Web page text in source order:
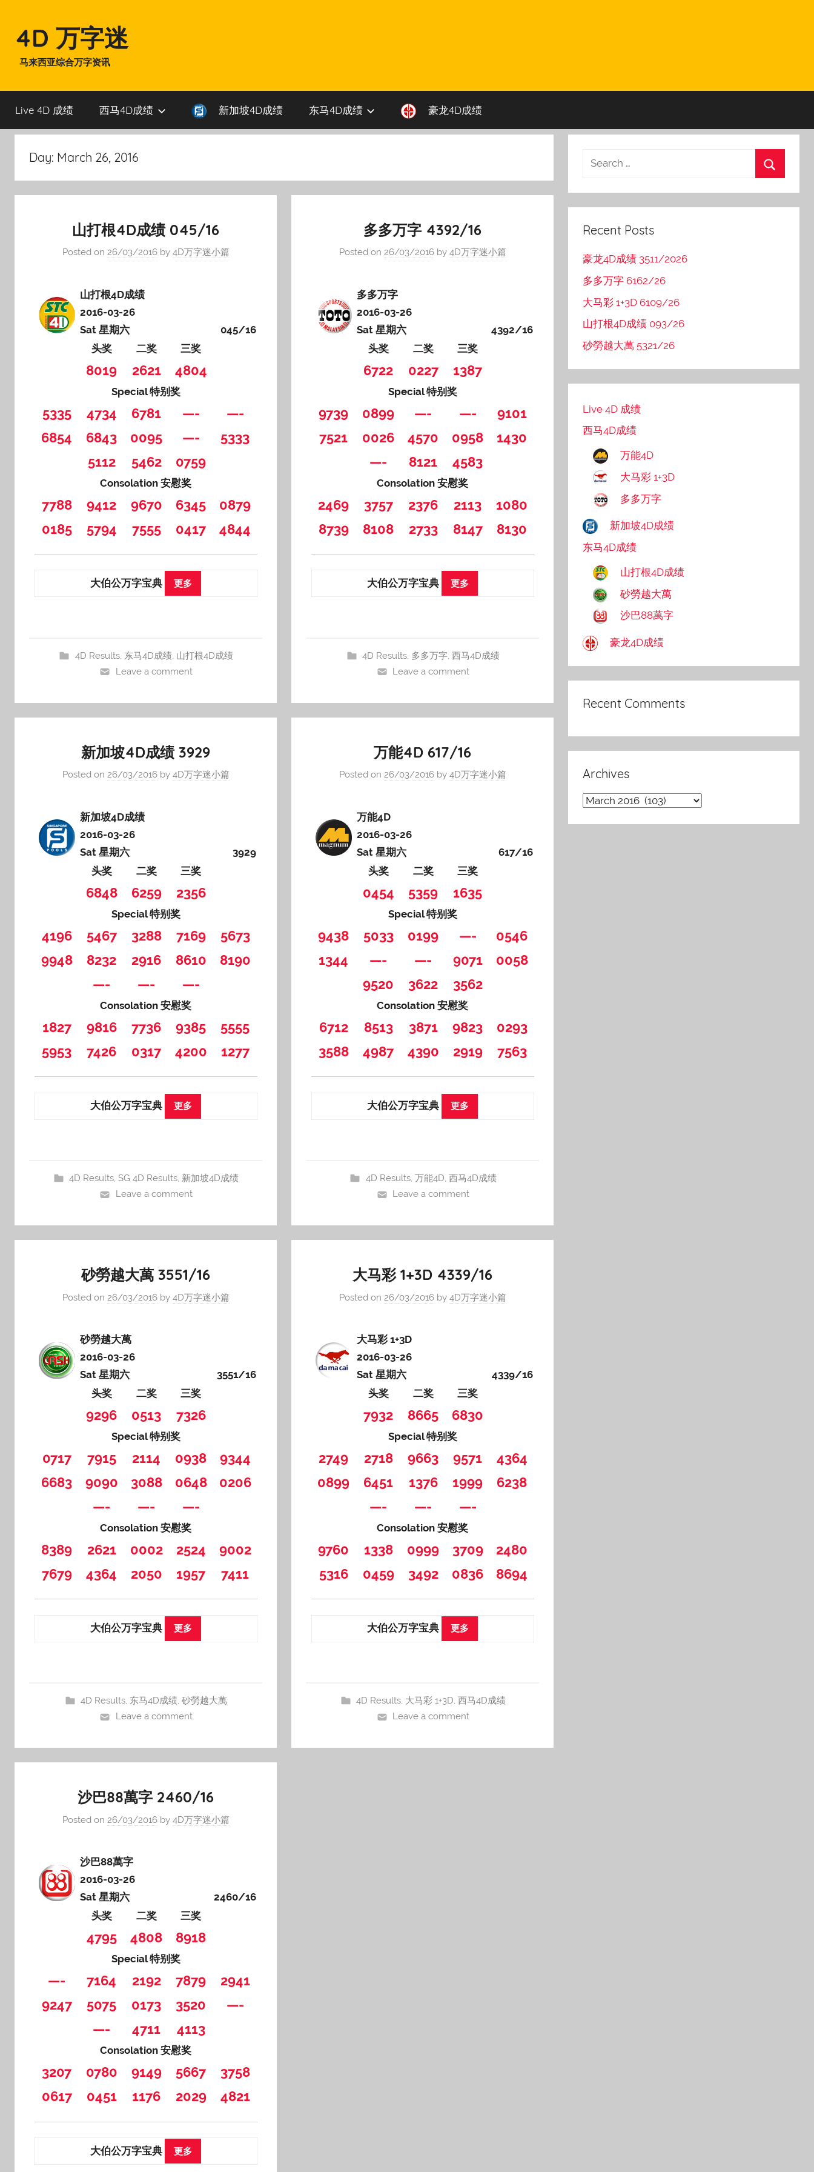
content4D 万字迷
马来西亚综合万字资讯
Live 4D 成绩 西马4D成绩 新加坡4D成绩 东马4D成绩 豪龙4D成绩
Day: March 26, 2016
山打根4D成绩 045/16
Posted on 26/03/2016by 4D万字迷小篇
山打根4D成绩
2016-03-26
Sat 星期六
045/16
头奖
二奖 三奖
8019 2621 4804
Special 特别奖
5335 4734 6781 —-
—-
6854
6843 0095 —-
5333
5112
5462 0759
Consolation 安慰奖
7788 9412 9670 6345
0879
0185
5794 7555 0417 4844
大伯公万字宝典 更多
4D Results, 东马4D成绩, 山打根4D成绩
Leave a comment
多多万字 4392/16
Posted on 26/03/2016by 4D万字迷小篇
多多万字
2016-03-26
Sat 星期六
4392/16
头奖
二奖 三奖
6722 0227 1387
Special 特别奖
9739 0899 —- —-
9101
7521
0026 4570 0958
1430
—-
8121 4583
Consolation 安慰奖
2469 3757 2376 2113
1080
8739
8108 2733 8147 8130
大伯公万字宝典 更多
4D Results, 多多万字,西马4D成绩
Leave a comment
新加坡4D成绩 3929
Posted on 26/03/2016by 4D万字迷小篇
新加坡4D成绩
2016-03-26
Sat 星期六
3929
头奖
二奖 三奖
6848 6259 2356
Special 特别奖
4196 5467 3288 7169
5673
9948
8232 2916 8610
8190
—-
—- —-
Consolation 安慰奖
1827 9816 7736 9385
5555
5953
7426 0317 4200 1277
大伯公万字宝典 更多
4D Results,SG 4D Results, 新加坡4D成绩
Leave a comment
万能4D 617/16
Posted on 26/03/2016by 4D万字迷小篇
万能4D
2016-03-26
Sat 星期六
617/16
头奖
二奖 三奖
0454 5359 1635
Special 特别奖
9438 5033 0199 —-
0546
1344
—- —- 9071
0058
9520
3622 3562
Consolation 安慰奖
6712 8513 3871 9823
0293
3588
4987 4390 2919 7563
大伯公万字宝典 更多
4D Results, 万能4D, 西马4D成绩
Leave a comment
砂勞越大萬 3551/16
Posted on 26/03/2016by 4D万字迷小篇
砂勞越大萬
2016-03-26
Sat 星期六
3551/16
头奖
二奖 三奖
9296 0513 7326
Special 特别奖
0717 7915 2114 0938
9344
6683
9090 3088 0648
0206
—-
—- —-
Consolation 安慰奖
8389 2621 0002 2524
9002
7679
4364 2050 1957 7411
大伯公万字宝典 更多
4D Results, 东马4D成绩,砂勞越大萬
Leave a comment
大马彩 1+3D 4339/16
Posted on 26/03/2016by 4D万字迷小篇
大马彩 1+3D
2016-03-26
Sat 星期六
4339/16
头奖
二奖 三奖
7932 8665 6830
Special 特别奖
2749 2718 9663 9571
4364
0899
6451 1376 1999
6238
—-
—- —-
Consolation 安慰奖
9760 1338 0999 3709
2480
5316
0459 3492 0836 8694
大伯公万字宝典 更多
4D Results, 大马彩 1+3D,西马4D成绩
Leave a comment
沙巴88萬字 2460/16
Posted on 26/03/2016by 4D万字迷小篇
沙巴88萬字
2016-03-26
Sat 星期六
2460/16
头奖
二奖 三奖
4795 4808 8918
Special 特别奖
—- 7164 2192 7879
2941
9247
5075 0173 3520
—-
—-
4711 4113
Consolation 安慰奖
3207 0780 9149 5667
3758
0617
0451 1176 2029 4821
大伯公万字宝典 更多
Recent Posts
豪龙4D成绩 3511/2026
多多万字 6162/26
大马彩 1+3D 6109/26
山打根4D成绩 093/26
砂勞越大萬 5321/26
Live 4D 成绩
西马4D成绩
万能4D
大马彩 1+3D
多多万字
新加坡4D成绩
东马4D成绩
山打根4D成绩
砂勞越大萬
沙巴88萬字
豪龙4D成绩
Recent Comments
Archives
Archives